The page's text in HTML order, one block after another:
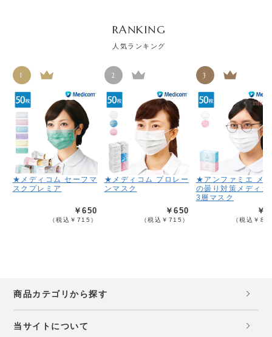
RANKING
人気ランキング
1
★メディコム セーフマ
スクプレミア
￥650
（税込￥715）
2
★メディコム プロレー
ンマスク
￥650
（税込￥715）
3
★アンファミエ メ
の曇り対策メディカ
3層マスク
￥
（税込￥
商品カテゴリから探す
当サイトについて